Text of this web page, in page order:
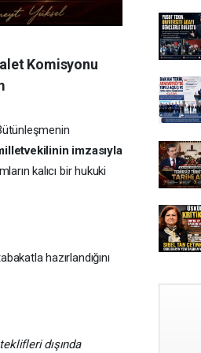
Komisyonu
imzasıyla
kalıcı bir hukuki
hazırlandığını
dışında